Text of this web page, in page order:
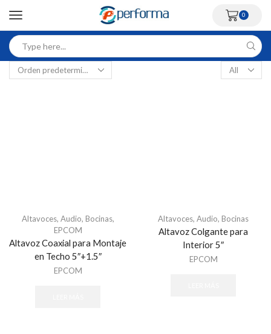
0
Altavoces, Audio, Bocinas,
EPCOM
Altavoz Coaxial para Montaje
en Techo 5″+1.5″
EPCOM
Altavoces, Audio, Bocinas
Altavoz Colgante para
Interior 5″
EPCOM